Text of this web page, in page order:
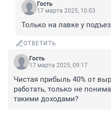
Гость
17 марта 2025, 10:03
Только на лавке у
ОТВЕТИТЬ
Гость
17 марта 2025, 09:17
Чистая прибыль 40% от
работать, только не
такими доходами?